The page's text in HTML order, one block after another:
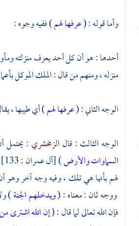
وأما قوله : (عرفها لهم) ففيه وجوه :
أحدها : هو أن كل أحد يعرف منزلته
منزله ، ومنهم من قال : الملك الموكل
الوجه الثاني : (عرفها لهم) أي طيبها ،
الوجه الثالث : قالالزمخشري : يحتمل
السماوات والأرض) [آل عمران : 133] ويحتمل أن يقال المراد هو قوله تعالى : (
لهم بأنها هي تلك ، وفيه وجه آخر وهو
ووجه ثان : معناه : (ويدخلهم الجنة)
فإن الله تعالى لما قال : (إن الله اشترى